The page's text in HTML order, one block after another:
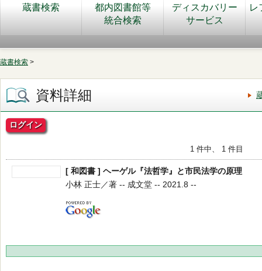
蔵書検索
都内図書館等
統合検索
ディスカバリー
サービス
レ
蔵書検索 >
資料詳細
ログイン
1 件中、 1 件目
[ 和図書 ] ヘーゲル『法哲学』と市民法学の原理
小林 正士／著 -- 成文堂 -- 2021.8 --